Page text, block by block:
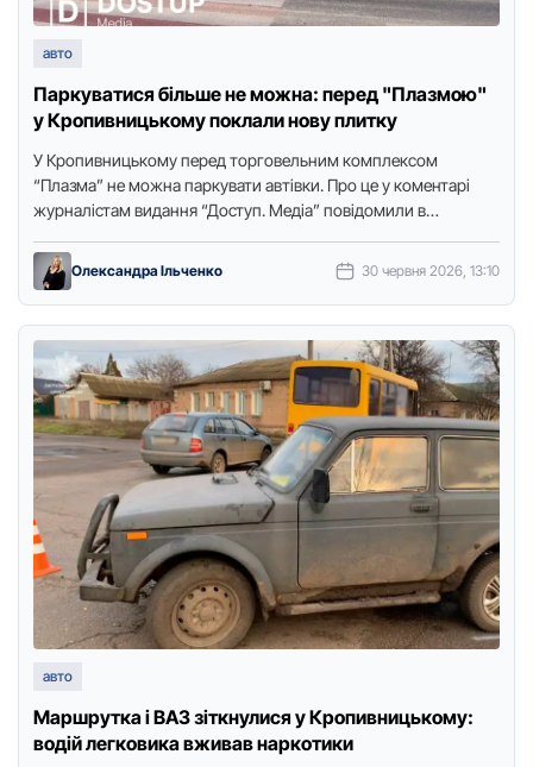
авто
Паркуватися більше не можна: перед "Плазмою"
у Кропивницькому поклали нову плитку
У Кропивницькому перед торговельним комплексом
“Плазма” не можна паркувати автівки. Про це у коментарі
журналістам видання “Доступ. Медіа” повідомили в
Олександра Ільченко 30 червня 2026, 13:10
авто
Маршрутка і ВАЗ зіткнулися у Кропивницькому:
водій легковика вживав наркотики